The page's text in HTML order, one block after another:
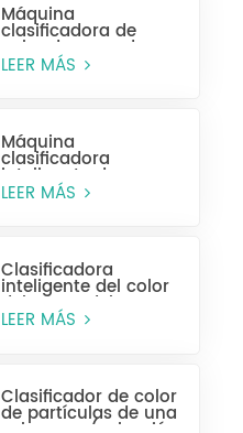
Máquina
clasificadora de
color de arroz de
alta eficiencia MR128
LEER MÁS
Máquina
clasificadora
inteligente de
plástico para
LEER MÁS
Clasificadora
inteligente del color
del grano del CCD
MG448
LEER MÁS
Clasificador de color
de partículas de una